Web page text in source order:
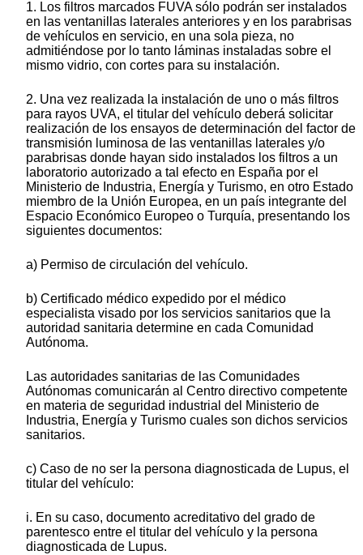
1. Los filtros marcados FUVA sólo podrán ser instalados
en las ventanillas laterales anteriores y en los parabrisas
de vehículos en servicio, en una sola pieza, no
admitiéndose por lo tanto láminas instaladas sobre el
mismo vidrio, con cortes para su instalación.
2. Una vez realizada la instalación de uno o más filtros
para rayos UVA, el titular del vehículo deberá solicitar
realización de los ensayos de determinación del factor de
transmisión luminosa de las ventanillas laterales y/o
parabrisas donde hayan sido instalados los filtros a un
laboratorio autorizado a tal efecto en España por el
Ministerio de Industria, Energía y Turismo, en otro Estado
miembro de la Unión Europea, en un país integrante del
Espacio Económico Europeo o Turquía, presentando los
siguientes documentos:
a) Permiso de circulación del vehículo.
b) Certificado médico expedido por el médico
especialista visado por los servicios sanitarios que la
autoridad sanitaria determine en cada Comunidad
Autónoma.
Las autoridades sanitarias de las Comunidades
Autónomas comunicarán al Centro directivo competente
en materia de seguridad industrial del Ministerio de
Industria, Energía y Turismo cuales son dichos servicios
sanitarios.
c) Caso de no ser la persona diagnosticada de Lupus, el
titular del vehículo:
i. En su caso, documento acreditativo del grado de
parentesco entre el titular del vehículo y la persona
diagnosticada de Lupus.